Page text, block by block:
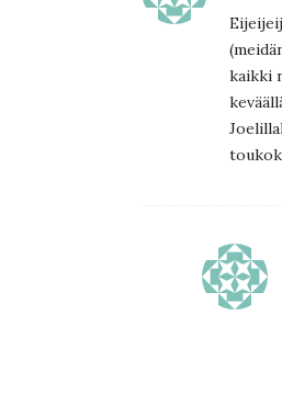
kaikki